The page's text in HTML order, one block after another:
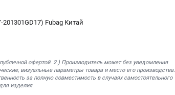
201301GD17) Fubag Китай
офертой. 2.) Производитель может без уведомления
визуальные параметры товара и место его производства.
за полную совместимость в случаях самостоятельного
изделия.